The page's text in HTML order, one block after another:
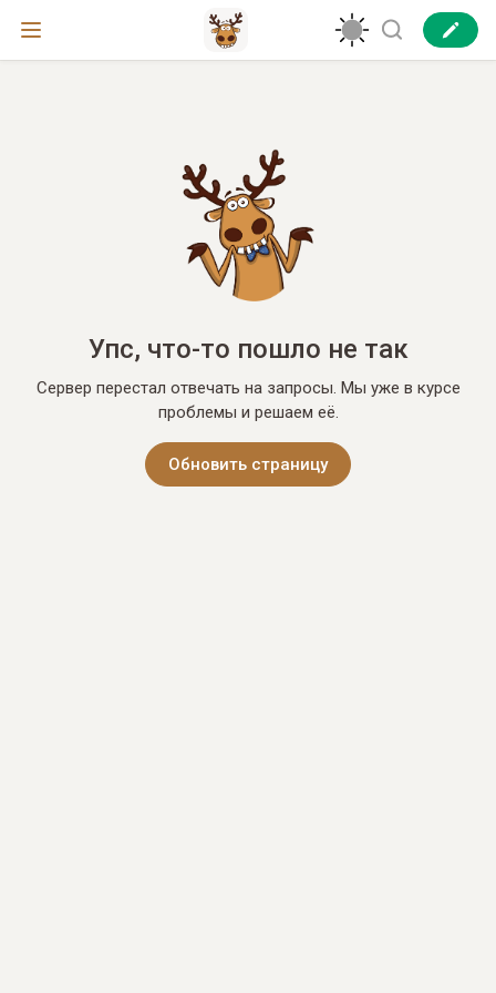
Упс, что-то пошло не так
Сервер перестал отвечать на запросы. Мы уже в курсе
проблемы и решаем её.
Обновить страницу